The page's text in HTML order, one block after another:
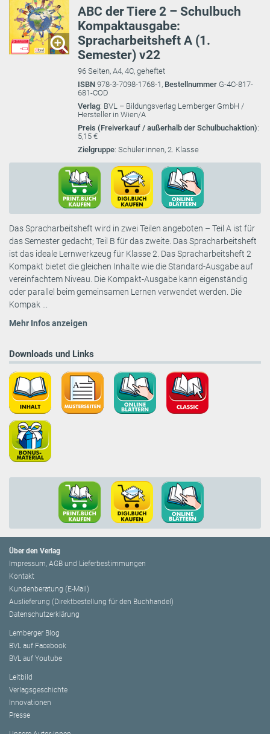
ABC der Tiere 2 – Schulbuch
Kompaktausgabe:
Spracharbeitsheft A (1.
Semester) v22
96 Seiten, A4, 4C, geheftet
ISBN 978-3-7098-1768-1, Bestellnummer G-4C-817-
681-COD
Verlag: BVL – Bildungsverlag Lemberger GmbH /
Hersteller in Wien/A
Preis (Freiverkauf / außerhalb der Schulbuchaktion):
5,15 €
Zielgruppe: Schüler:innen, 2. Klasse
Das Spracharbeitsheft wird in zwei Teilen angeboten – Teil A ist für
das Semester gedacht; Teil B für das zweite. Das Spracharbeitsheft
ist das ideale Lernwerkzeug für Klasse 2. Das Spracharbeitsheft 2
Kompakt bietet die gleichen Inhalte wie die Standard-Ausgabe auf
vereinfachtem Niveau. Die Kompakt-Ausgabe kann eigenständig
oder parallel beim gemeinsamen Lernen verwendet werden. Die
Kompak ...
Mehr Infos anzeigen
Downloads und Links
Über den Verlag
Impressum, AGB und Lieferbestimmungen
Kontakt
Kundenberatung (E-Mail)
Auslieferung (Direktbestellung für den Buchhandel)
Datenschutzerklärung
Lemberger Blog
BVL auf Facebook
BVL auf Youtube
Leitbild
Verlagsgeschichte
Innovationen
Presse